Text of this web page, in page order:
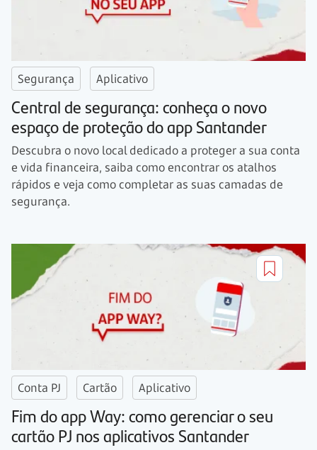
Segurança Aplicativo
Central de segurança: conheça o novo
espaço de proteção do app Santander
Descubra o novo local dedicado a proteger a sua conta
e vida financeira, saiba como encontrar os atalhos
rápidos e veja como completar as suas camadas de
segurança.
Conta PJ Cartão Aplicativo
Fim do app Way: como gerenciar o seu
cartão PJ nos aplicativos Santander